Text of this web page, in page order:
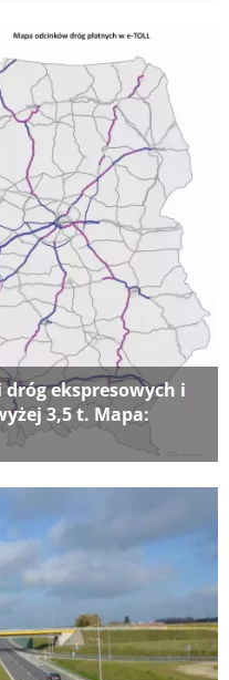
ekspresowych i
3,5 t. Mapa: